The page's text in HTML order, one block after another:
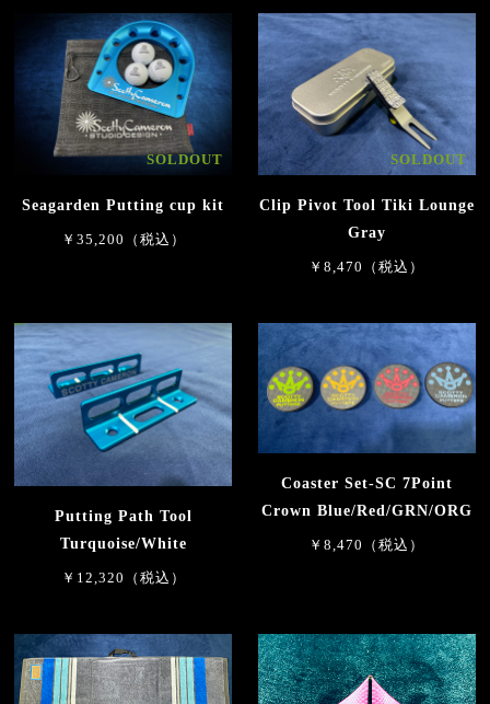
SOLDOUT
Seagarden Putting cup kit
￥35,200（税込）
SOLDOUT
Clip Pivot Tool Tiki Lounge
Gray
￥8,470（税込）
Putting Path Tool
Turquoise/White
￥12,320（税込）
Coaster Set-SC 7Point
Crown Blue/Red/GRN/ORG
￥8,470（税込）